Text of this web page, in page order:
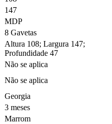
147
MDP
8 Gavetas
Altura 108; Largura 147;
Profundidade 47
Não se aplica
Não se aplica
Georgia
3 meses
Marrom